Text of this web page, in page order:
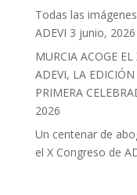
Todas las
ADEVI 3 junio, 2026
MURCIA ACOGE
ADEVI, LA
PRIMERA
2026
Un centenar de
el X Congreso de